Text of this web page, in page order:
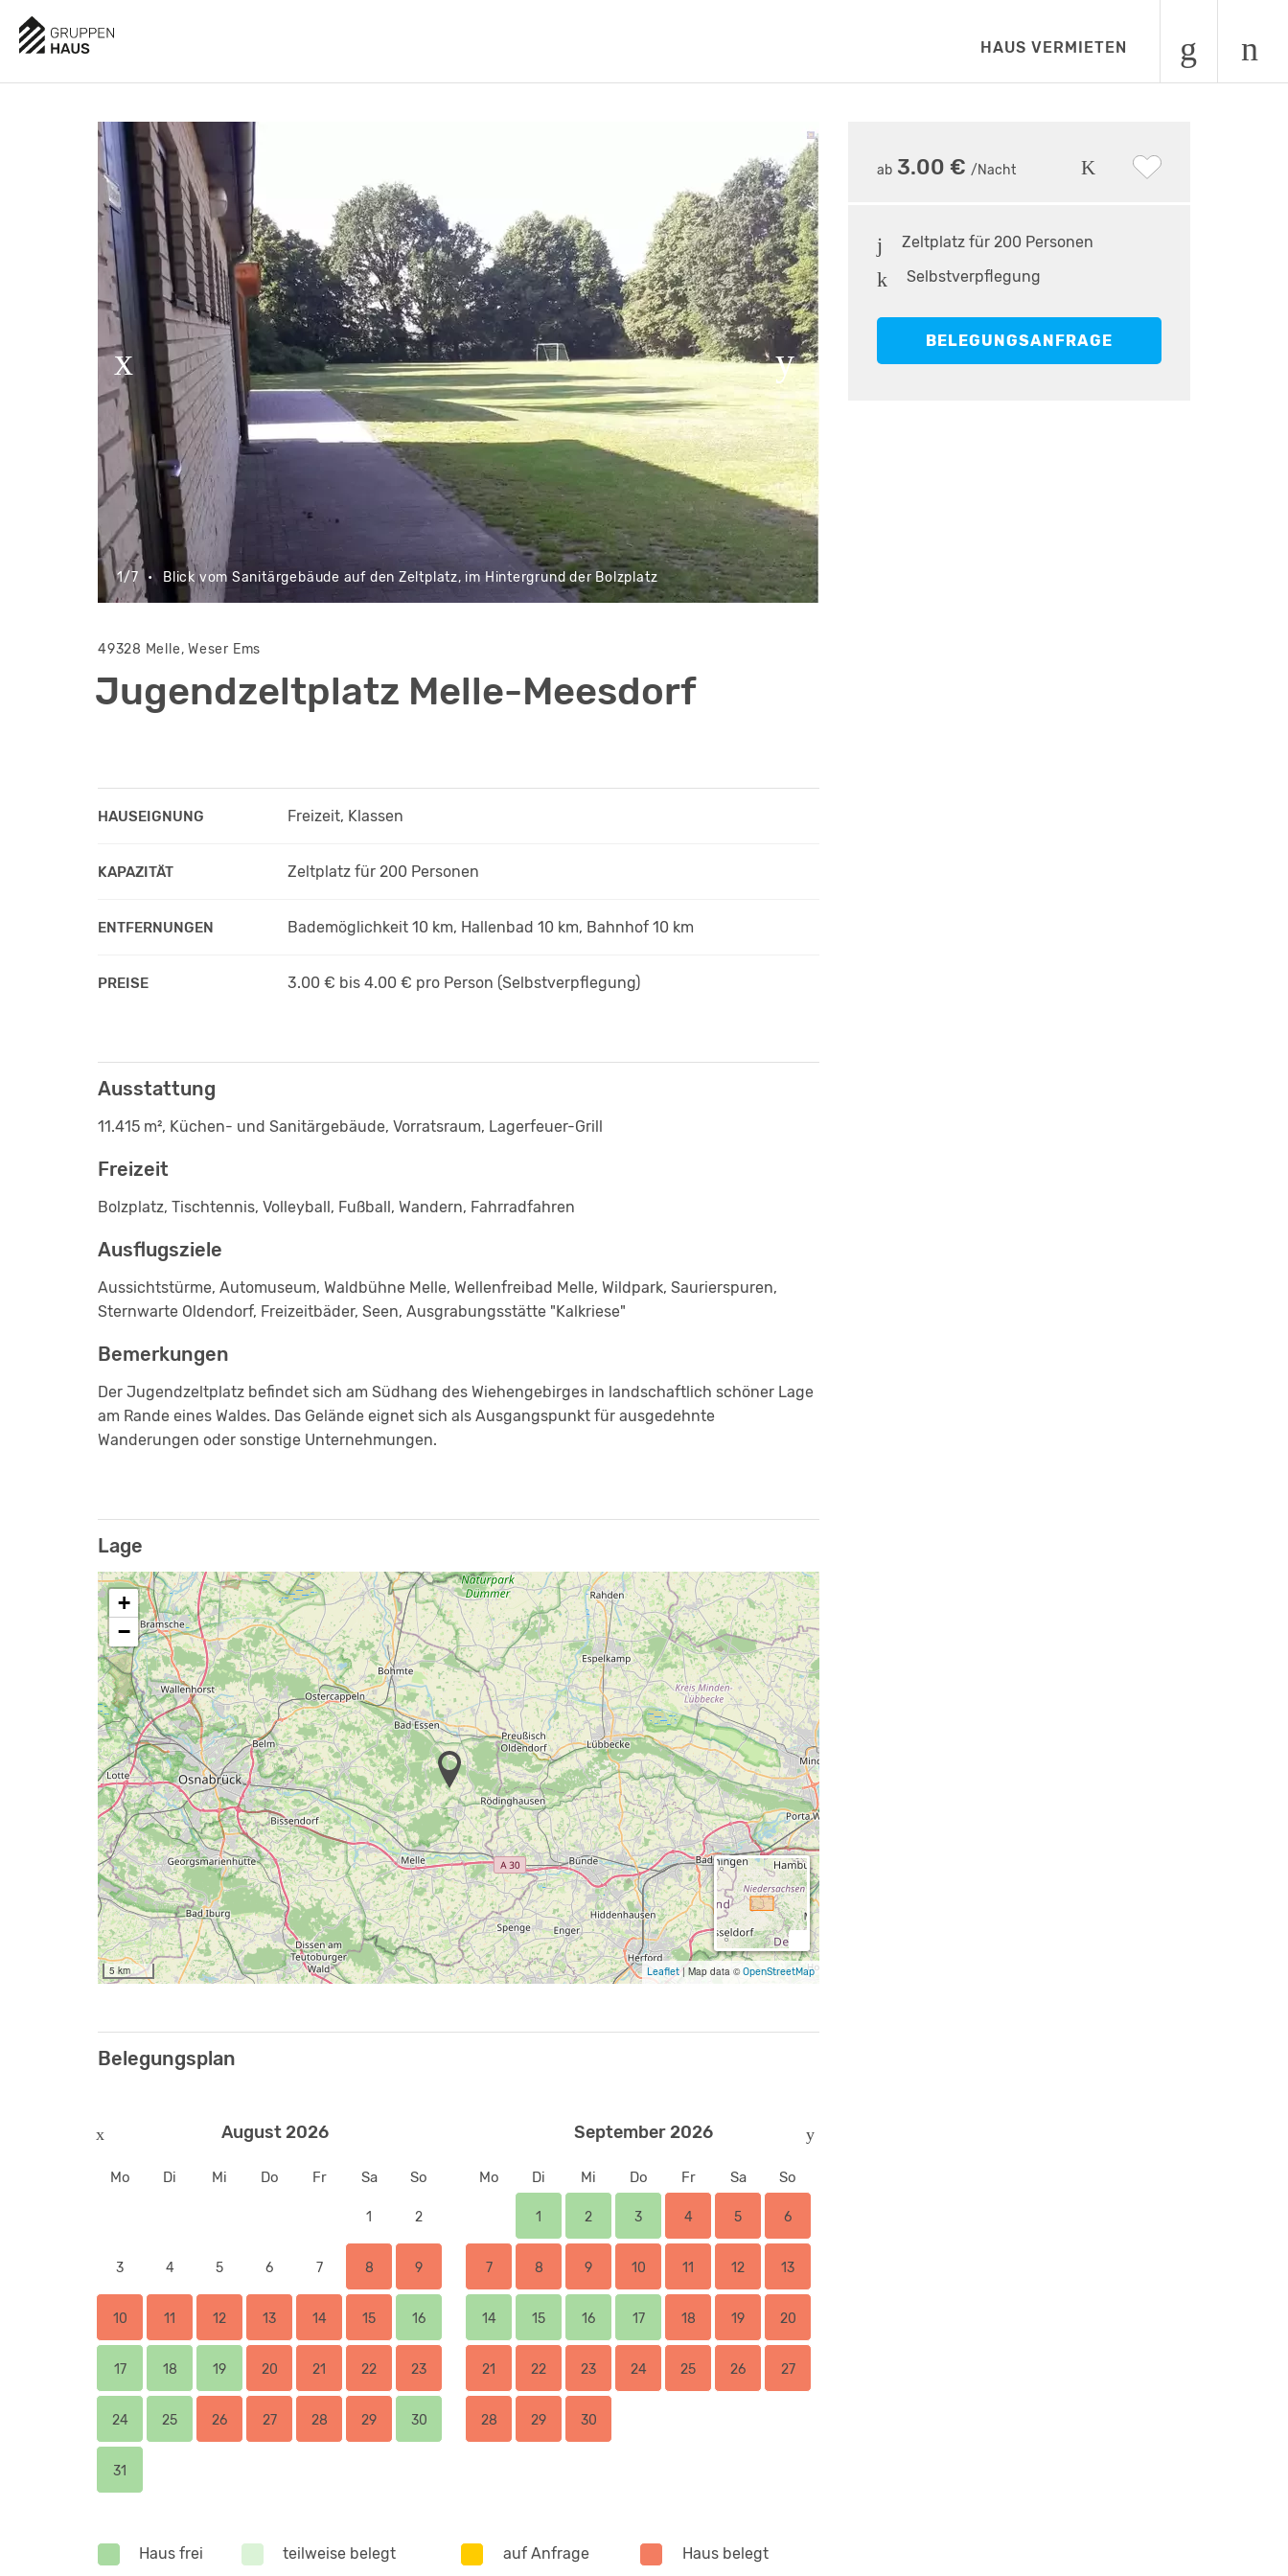
HAUS VERMIETEN
AUSSTATTUNG
1/7 • Blick vom Sanitärgebäude auf den Zeltplatz, im Hintergrund der Bolzplatz
49328 Melle, Weser Ems
Jugendzeltplatz Melle-Meesdorf
HAUSEIGNUNG Freizeit, Klassen
KAPAZITÄT Zeltplatz für 200 Personen
ENTFERNUNGEN Bademöglichkeit 10 km, Hallenbad 10 km, Bahnhof 10 km
PREISE 3.00 € bis 4.00 € pro Person (Selbstverpflegung)
Ausstattung
11.415 m², Küchen- und Sanitärgebäude, Vorratsraum, Lagerfeuer-Grill
Freizeit
Bolzplatz, Tischtennis, Volleyball, Fußball, Wandern, Fahrradfahren
Ausflugsziele
Aussichtstürme, Automuseum, Waldbühne Melle, Wellenfreibad Melle, Wildpark, Saurierspuren,
Sternwarte Oldendorf, Freizeitbäder, Seen, Ausgrabungsstätte "Kalkriese"
Bemerkungen
Der Jugendzeltplatz befindet sich am Südhang des Wiehengebirges in landschaftlich schöner Lage
am Rande eines Waldes. Das Gelände eignet sich als Ausgangspunkt für ausgedehnte
Wanderungen oder sonstige Unternehmungen.
Lage
+
−
5 km Leaflet | Map data ©OpenStreetMap
Belegungsplan
August 2026
Mo Di Mi Do Fr Sa So
1 2
3 4 5 6 7 8 9
10 11 12 13 14 15 16
17 18 19 20 21 22 23
24 25 26 27 28 29 30
31
September 2026
Mo Di Mi Do Fr Sa So
1 2 3 4 5 6
7 8 9 10 11 12 13
14 15 16 17 18 19 20
21 22 23 24 25 26 27
28 29 30
Haus frei teilweise belegt auf Anfrage Haus belegt
ab 3.00 €/Nacht
Zeltplatz für 200 Personen
Selbstverpflegung
BELEGUNGSANFRAGE